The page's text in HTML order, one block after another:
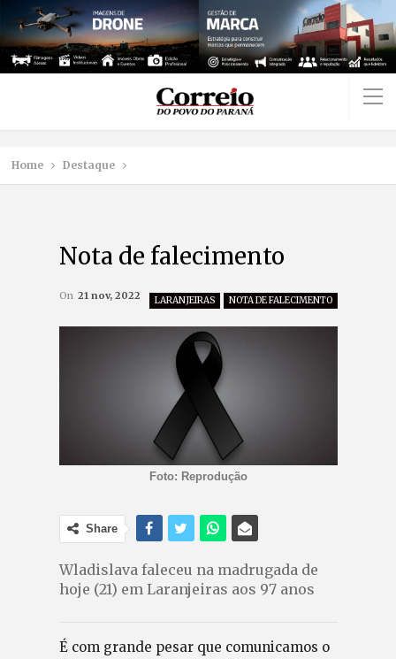
Home Destaque
Nota de falecimento
LARANJEIRAS NOTA DE FALECIMENTO
On 21 nov, 2022
Foto: Reprodução
Share
Wladislava faleceu na madrugada de
hoje (21) em Laranjeiras aos 97 anos
É com grande pesar que comunicamos o